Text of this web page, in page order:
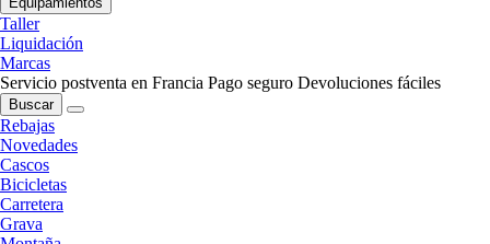
Taller
Liquidación
Marcas
Servicio postventa en Francia Pago seguro Devoluciones fáciles
Buscar
Rebajas
Novedades
Cascos
Bicicletas
Carretera
Grava